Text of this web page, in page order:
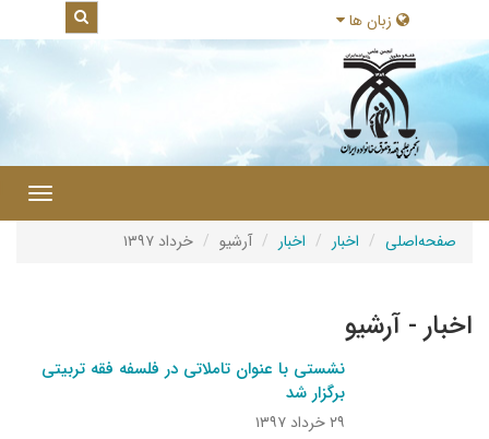
زبان ها
صفحه‌اصلی اخبار اخبار آرشیو خرداد ۱۳۹۷
اخبار - آرشیو
نشستی با عنوان تاملاتی در فلسفه فقه تربیتی
برگزار شد
۲۹ خرداد ۱۳۹۷